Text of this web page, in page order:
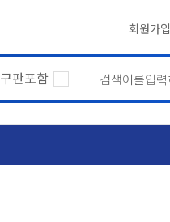
회원가입
구판포함